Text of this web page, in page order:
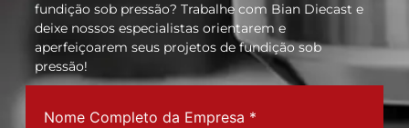
fundição sob pressão? Trabalhe com Bian Diecast e
deixe nossos especialistas orientarem e
aperfeiçoarem seus projetos de fundição sob
pressão!
Nome Completo da Empresa *